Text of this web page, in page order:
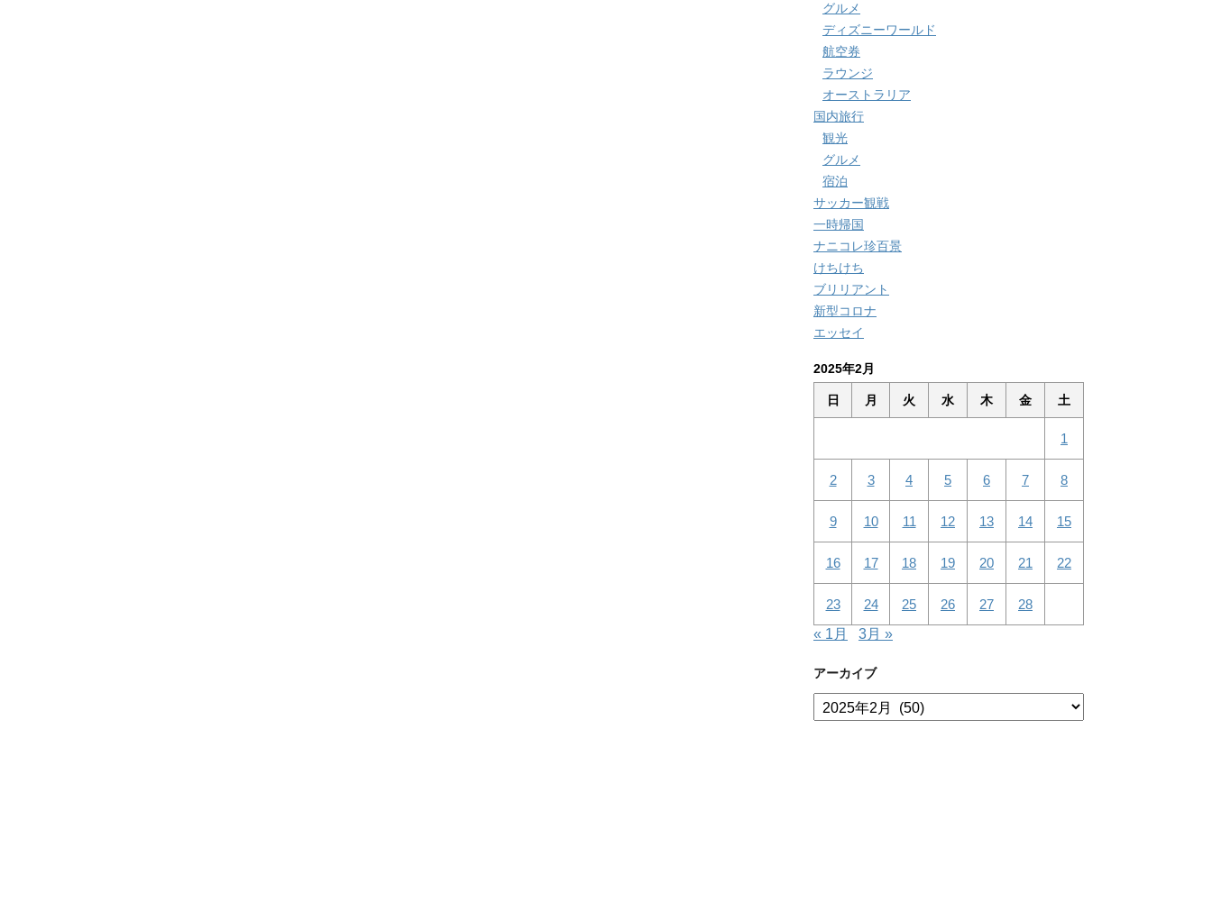
グルメ
ディズニーワールド
航空券
ラウンジ
オーストラリア
国内旅行
観光
グルメ
宿泊
サッカー観戦
一時帰国
ナニコレ珍百景
けちけち
ブリリアント
新型コロナ
エッセイ
2025年2月
日 月 火 水 木 金 土
1
2 3 4 5 6 7 8
9 10 11 12 13 14 15
16 17 18 19 20 21 22
23 24 25 26 27
28
« 1月
3月 »
アーカイブ
ア
ー